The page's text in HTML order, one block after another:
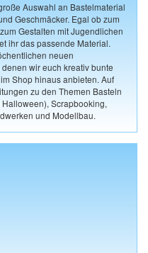
Auswahl an Bastelmaterial
Geschmäcker. Egal ob zum
Gestalten mit Jugendlichen
ihr das passende Material.
neuen
wir euch kreativ bunte
Shop hinaus anbieten. Auf
zu den Themen Basteln
Scrapbooking,
und Modellbau.